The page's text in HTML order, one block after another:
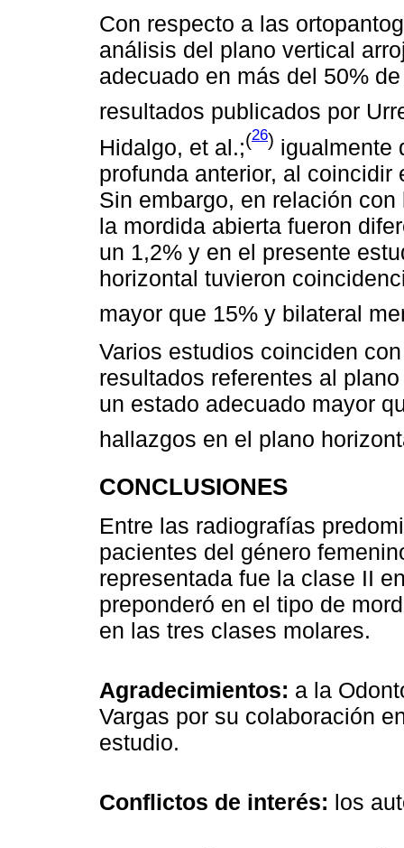
Con respecto a las
análisis del plano vertical
adecuado en más del 50%
resultados publicados por
Hidalgo, et al.;(26) igualmente
profunda anterior, al
Sin embargo, en relación
la mordida abierta fueron
un 1,2% y en el presente
horizontal tuvieron
mayor que 15% y bilateral
Varios estudios coinciden
resultados referentes al
un estado adecuado mayor
hallazgos en el plano
CONCLUSIONES
Entre las radiografías
pacientes del género
representada fue la clase II
preponderó en el tipo de
en las tres clases molares.
Agradecimientos: a la
Vargas por su colaboración
estudio.
Conflictos de interés: los